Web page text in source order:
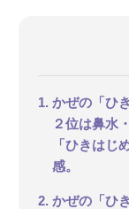
1. かぜの「ひ
２位は鼻水
「ひきはじ
感。
2. かぜの「ひ